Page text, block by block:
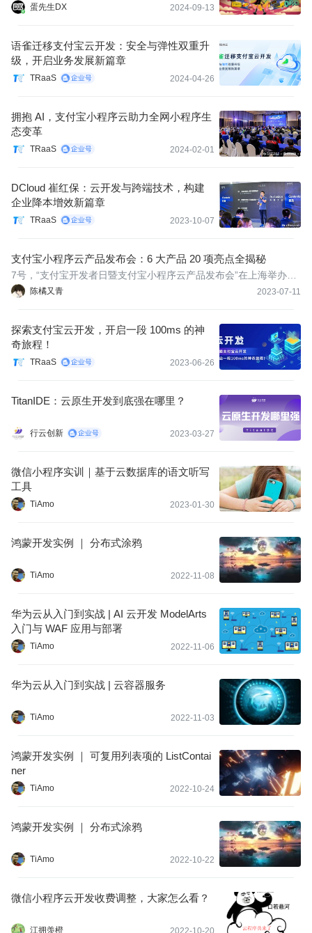
蛋先生DX 2024-09-13
语雀迁移支付宝云开发：安全与弹性双重升
级，开启业务发展新篇章
TRaaS 2024-04-26
拥抱 AI，支付宝小程序云助力全网小程序生
态变革
TRaaS 2024-02-01
DCloud 崔红保：云开发与跨端技术，构建
企业降本增效新篇章
TRaaS 2023-10-07
支付宝小程序云产品发布会：6 大产品 20 项亮点全揭秘
陈橘又青 2023-07-11
7号，“支付宝开发者日暨支付宝小程序云产品发布会”在上海举办，
这也是产品正式对外开放服务后，商家、服务商、开发者们与支付
探索支付宝云开发，开启一段 100ms 的神
奇旅程！
TRaaS 2023-06-26
TitanIDE：云原生开发到底强在哪里？
行云创新 2023-03-27
微信小程序实训｜基于云数据库的语文听写
工具
TiAmo 2023-01-30
鸿蒙开发实例 ｜ 分布式涂鸦
TiAmo 2022-11-08
华为云从入门到实战 | AI 云开发 ModelArts
入门与 WAF 应用与部署
TiAmo 2022-11-06
华为云从入门到实战 | 云容器服务
TiAmo 2022-11-03
鸿蒙开发实例 ｜ 可复用列表项的 ListContai
ner
TiAmo 2022-10-24
鸿蒙开发实例 ｜ 分布式涂鸦
TiAmo 2022-10-22
微信小程序云开发收费调整，大家怎么看？
江拥羡橙 2022-10-20